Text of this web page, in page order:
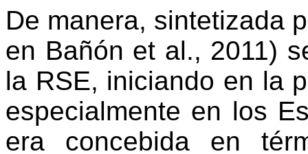
De manera, sintetizada
en Bañón et al., 2011)
la RSE, iniciando en la
especialmente en los
era concebida en